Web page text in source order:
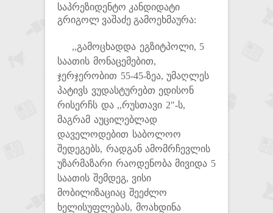
საპრეზიდენტო კანდიდატი
გრიგოლ ვაშაძე გამოეხმაურა:
,,გამოცხადდა ეგზიტპოლი, 5
საათის მონაცემებით,
ჯერჯერობით 55-45-ზეა, უმაღლეს
პატივს ვუდასტურებთ ედისონ
რისერჩს და ,,რუსთავი 2"-ს,
მაგრამ აუცილებლად
დაველოდებით საბოლოო
შედეგებს, რადგან ამომრჩევლის
უზარმაზარი რაოდენობა მივიდა 5
საათის შემდეგ, ვისი
მობილიზაციაც შეეძლო
ხელისუფლებას, მოახდინა